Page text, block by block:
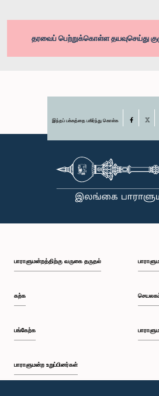
தரவைப் பெற்றுக்கொள்ள தயவுசெய்து
இந்தப் பக்கத்தை பகிர்ந்து கொள்க Facebook
பாராளுமன்றத்திற்கு வருகை தருதல்
கற்க
பங்கேற்க
பாராளுமன்ற உறுப்பினர்கள்